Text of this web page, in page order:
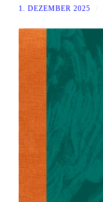
1. DEZEMBER 2025